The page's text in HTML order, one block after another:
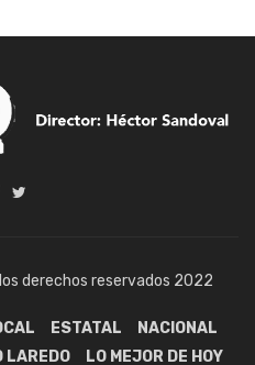
derechos reservados 2022
ESTATAL
NACIONAL
LAREDO LO MEJOR DE HOY